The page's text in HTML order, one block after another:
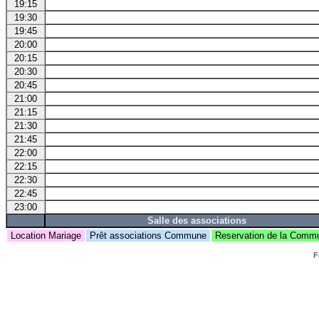
19:15
19:30
19:45
20:00
20:15
20:30
20:45
21:00
21:15
21:30
21:45
22:00
22:15
22:30
22:45
23:00
Salle des associations
Location Mariage
Prêt associations Commune Reservation de la